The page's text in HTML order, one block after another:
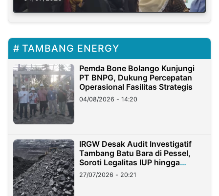
TAMBANG ENERGY
Pemda Bone Bolango Kunjungi
PT BNPG, Dukung Percepatan
Operasional Fasilitas Strategis
04/08/2026 - 14:20
IRGW Desak Audit Investigatif
Tambang Batu Bara di Pessel,
Soroti Legalitas IUP hingga
Stockpile
27/07/2026 - 20:21